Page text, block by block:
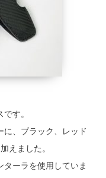
す。
に、ブラック、レッド
えました。
ーラを使用していま